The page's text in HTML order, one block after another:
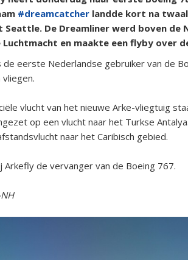
#dreamcatcher landde kort na
Seattle. De Dreamliner werd boven de
Luchtmacht en maakte een flyby over
eerste Nederlandse gebruiker van de
vlucht van het nieuwe Arke-vliegtuig
op een vlucht naar het Turkse
naar het Caribisch gebied.
Arkefly de vervanger van de Boeing 767.